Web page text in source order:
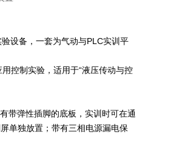
设备，一套为气动与PLC实训平
控制实验，适用于“液压传动与控
带弹性插脚的底板，实训时可在通
单独放置；带有三相电源漏电保